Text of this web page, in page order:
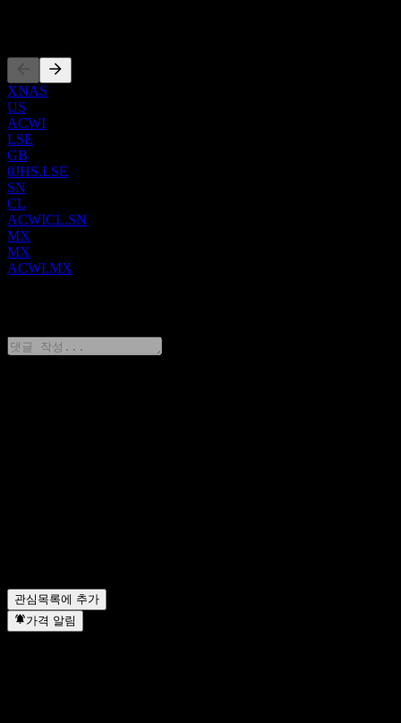
XNAS
US
ACWI
LSE
GB
0JHS.LSE
SN
CL
ACWICL.SN
MX
MX
ACWI.MX
관심목록에 추가
가격 알림